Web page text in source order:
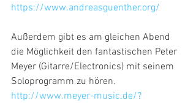
https://www.andreasguenther.org/
Außerdem gibt es am gleichen Abend
die Möglichkeit den fantastischen Peter
Meyer (Gitarre/Electronics) mit seinem
Soloprogramm zu hören.
http://www.meyer-music.de/?